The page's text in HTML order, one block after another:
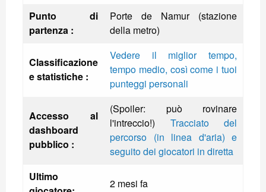
Punto di
partenza :
Porte de Namur (stazione
della metro)
Classificazione
e statistiche :
Vedere il miglior tempo,
tempo medio, così come i tuoi
punteggi personali
Accesso al
dashboard
pubblico :
(Spoiler: può rovinare
l'intreccio!) Tracciato del
percorso (in linea d'aria) e
seguito dei giocatori in diretta
Ultimo
2 mesi fa